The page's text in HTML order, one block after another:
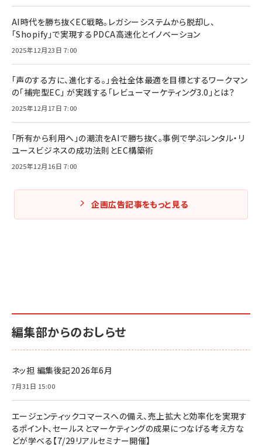
AI時代を勝ち抜くEC戦略。レガシーシステムから脱却し、
「Shopify」で実現するPDCA高速化とイノベーション
2025年12月23日 7:00
「声のする方に、進化する。」会社全体最適を目標とするワークマン
の「補完型EC」 が実践する「レビューマーケティング3.0」とは？
2025年12月17日 7:00
「所有から利用へ」の潮流をAIで勝ち抜く。事例で学ぶレンタル・リ
ユースビジネスの成功法則とEC構築術
2025年12月16日 7:00
企画広告記事をもっと見る
編集部からのおしらせ
ネッ担 編集後記2026年6月
7月31日 15:00
エージェンティックコマースへの備え、売上拡大と効率化を実現す
るポイント、セールスとマーケティングの成果につなげる考え方な
どが学べる【7/29リアルセミナー開催】